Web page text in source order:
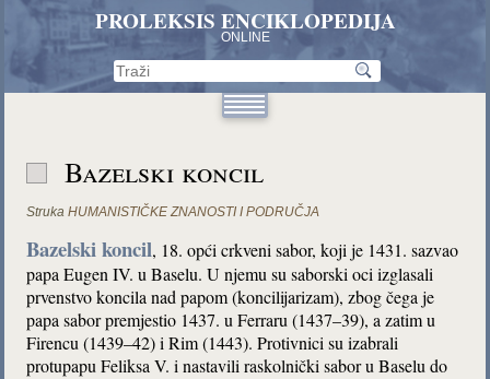
PROLEKSIS ENCIKLOPEDIJA
ONLINE
Bazelski koncil
Struka HUMANISTIČKE ZNANOSTI I PODRUČJA
Bazelski koncil, 18. opći crkveni sabor, koji je 1431. sazvao
papa Eugen IV. u Baselu. U njemu su saborski oci izglasali
prvenstvo koncila nad papom (koncilijarizam), zbog čega je
papa sabor premjestio 1437. u Ferraru (1437–39), a zatim u
Firencu (1439–42) i Rim (1443). Protivnici su izabrali
protupapu Feliksa V. i nastavili raskolnički sabor u Baselu do